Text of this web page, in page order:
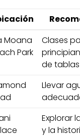
Moana
Park
Clases
de
Llevar
Explorar
y‌ la